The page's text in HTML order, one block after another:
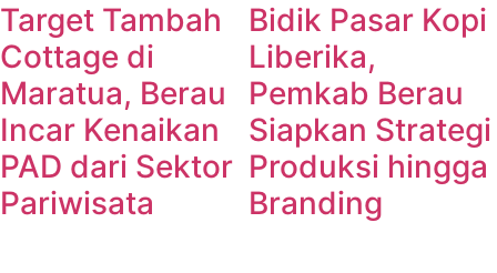
Target Tambah
Cottage di
Maratua, Berau
Incar Kenaikan
PAD dari Sektor
Pariwisata
Bidik Pasar Kopi
Liberika,
Pemkab Berau
Siapkan Strategi
Produksi hingga
Branding